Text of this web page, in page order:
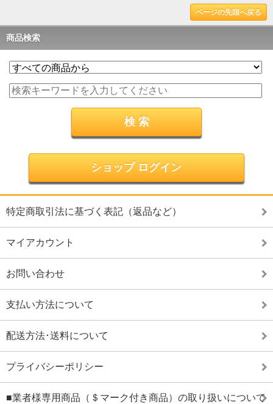
ページの先頭へ戻る
商品検索
ショップ ログイン
特定商取引法に基づく表記（返品など）
マイアカウント
お問い合わせ
支払い方法について
配送方法･送料について
プライバシーポリシー
■業者様専用商品（＄マーク付き商品）の取り扱いについて